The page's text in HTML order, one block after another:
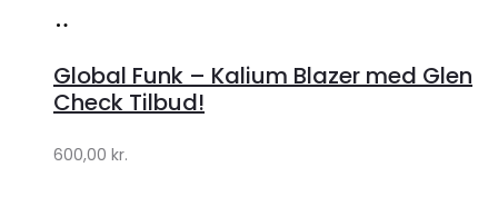
Lykke
Lykke
Global Funk – Kalium Blazer med Glen
Check Tilbud!
600,00 kr.